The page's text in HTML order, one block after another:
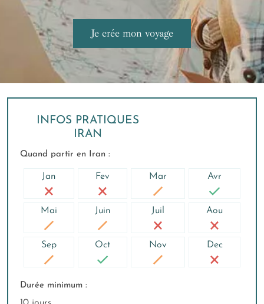
INFOS PRATIQUES
IRAN
Quand partir en Iran :
Jan Fev Mar Avr
Mai Juin Juil Aou
Sep Oct Nov Dec
Durée minimum :